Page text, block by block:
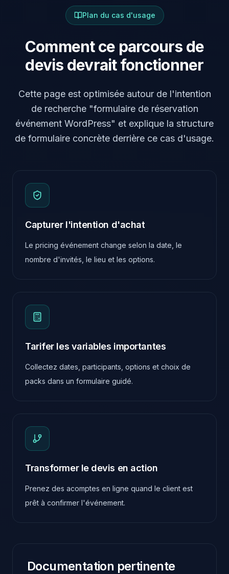
Plan du cas d'usage
Comment ce parcours de
devis devrait fonctionner
Cette page est optimisée autour de l'intention
de recherche "formulaire de réservation
événement WordPress" et explique la structure
de formulaire concrète derrière ce cas d'usage.
Capturer l'intention d'achat
Le pricing événement change selon la date, le
nombre d'invités, le lieu et les options.
Tarifer les variables importantes
Collectez dates, participants, options et choix de
packs dans un formulaire guidé.
Transformer le devis en action
Prenez des acomptes en ligne quand le client est
prêt à confirmer l'événement.
Documentation pertinente